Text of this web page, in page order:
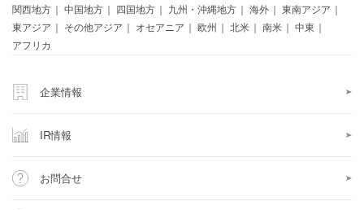
関西地方
中国地方 四国地方 九州・沖縄地方 海外
東南アジア
東アジア
その他アジア オセアニア 欧州 北米 南米
中東
アフリカ
企業情報
IR情報
お問合せ